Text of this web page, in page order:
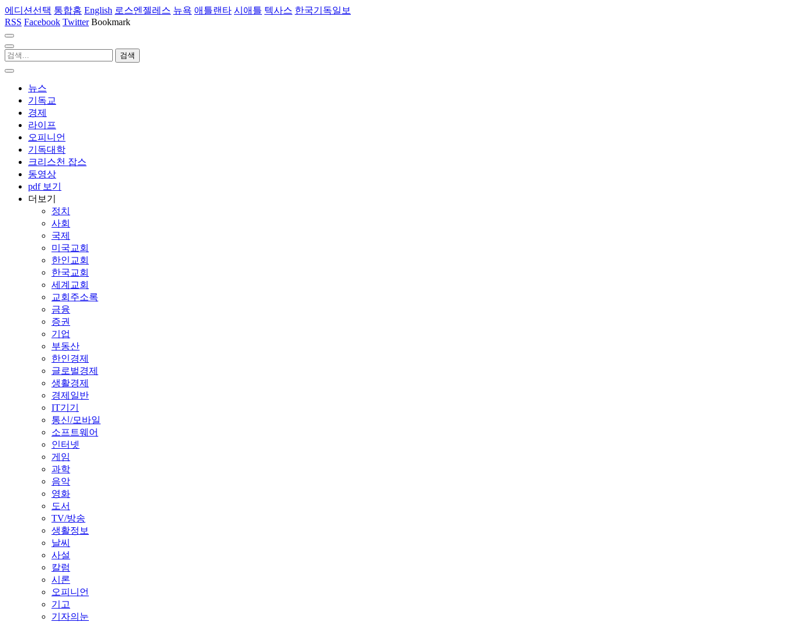
에디션선택 통합홈 English 로스엔젤레스 뉴욕 애틀랜타 시애틀 텍사스 한국기독일보
RSS Facebook Twitter Bookmark
뉴스
기독교
경제
라이프
오피니언
기독대학
크리스천 잡스
동영상
pdf 보기
더보기
정치
사회
국제
미국교회
한인교회
한국교회
세계교회
교회주소록
금융
증권
기업
부동산
한인경제
글로벌경제
생활경제
경제일반
IT기기
통신/모바일
소프트웨어
인터넷
게임
과학
음악
영화
도서
TV/방송
생활정보
날씨
사설
칼럼
시론
오피니언
기고
기자의눈